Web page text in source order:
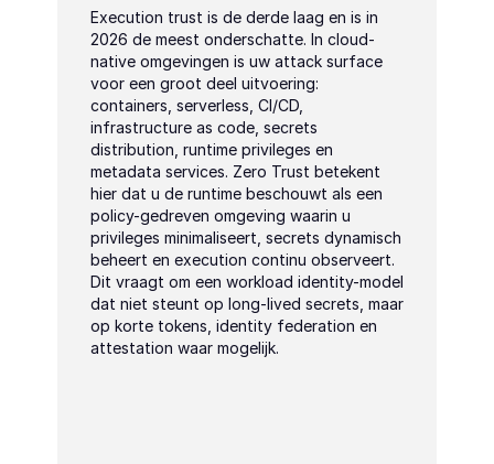
Execution trust is de derde laag en is in
2026 de meest onderschatte. In cloud-
native omgevingen is uw attack surface
voor een groot deel uitvoering:
containers, serverless, CI/CD,
infrastructure as code, secrets
distribution, runtime privileges en
metadata services. Zero Trust betekent
hier dat u de runtime beschouwt als een
policy-gedreven omgeving waarin u
privileges minimaliseert, secrets dynamisch
beheert en execution continu observeert.
Dit vraagt om een workload identity-model
dat niet steunt op long-lived secrets, maar
op korte tokens, identity federation en
attestation waar mogelijk.